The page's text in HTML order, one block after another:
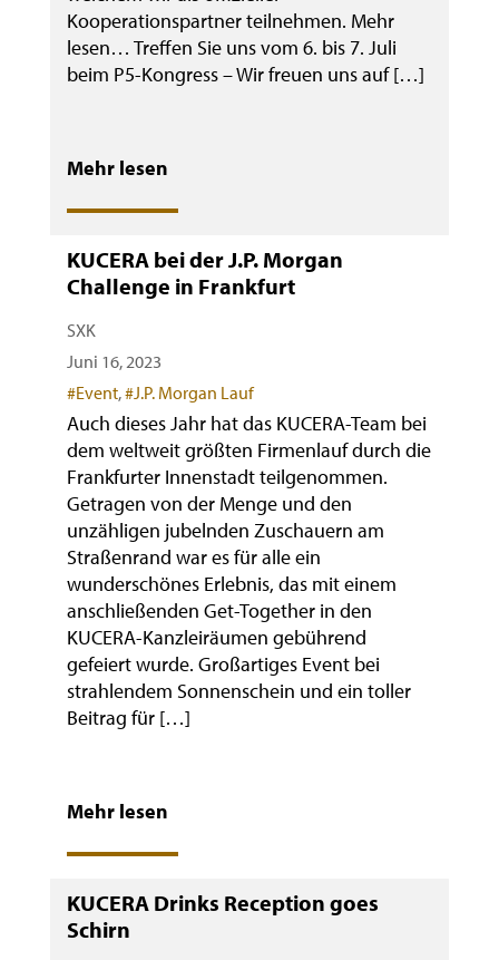
Kooperationspartner teilnehmen. Mehr
lesen… Treffen Sie uns vom 6. bis 7. Juli
beim P5-Kongress – Wir freuen uns auf […]
Mehr lesen
KUCERA bei der J.P. Morgan
Challenge in Frankfurt
SXK
Juni 16, 2023
Categories
#Event,#J.P. Morgan Lauf
Auch dieses Jahr hat das KUCERA-Team bei
dem weltweit größten Firmenlauf durch die
Frankfurter Innenstadt teilgenommen.
Getragen von der Menge und den
unzähligen jubelnden Zuschauern am
Straßenrand war es für alle ein
wunderschönes Erlebnis, das mit einem
anschließenden Get-Together in den
KUCERA-Kanzleiräumen gebührend
gefeiert wurde. Großartiges Event bei
strahlendem Sonnenschein und ein toller
Beitrag für […]
Mehr lesen
KUCERA Drinks Reception goes
Schirn